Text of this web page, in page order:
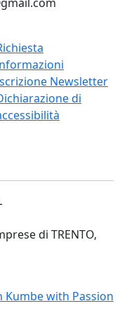
Newsletter
di
di TRENTO,
Kumbewith Passion